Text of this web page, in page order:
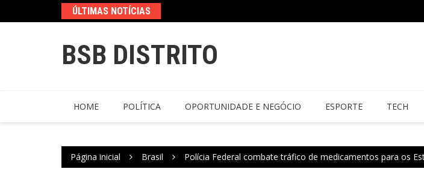
ÚLTIMAS NOTÍCIAS
BSB DISTRITO
HOME POLÍTICA OPORTUNIDADE E NEGÓCIO ESPORTE TECH
Página inicial Brasil Polícia Federal combate tráfico de medicamentos para os